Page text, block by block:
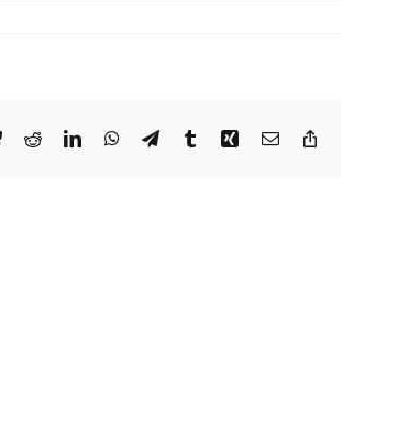
BlueskyRedditLinkedInWhatsApp
TelegramTumblrXing Email